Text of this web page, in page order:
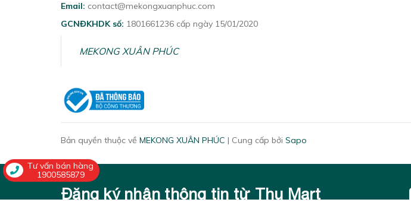
Email: contact@mekongxuanphuc.com
GCNĐKHDK số: 1801661236 cấp ngày 15/01/2020
MEKONG XUÂN PHÚC
Bản quyền thuộc về MEKONG XUÂN PHÚC | Cung cấp bởi Sapo
Đăng ký nhận thông tin từ Thu Mart
Tư vấn bán hàng
1900585879